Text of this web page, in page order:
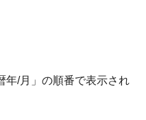
年/月」の順番で表示され